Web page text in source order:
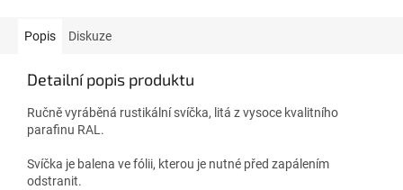
Popis Diskuze
Detailní popis produktu
Ručně vyráběná rustikální svíčka, litá z vysoce kvalitního
parafinu RAL.
Svíčka je balena ve fólii, kterou je nutné před zapálením
odstranit.